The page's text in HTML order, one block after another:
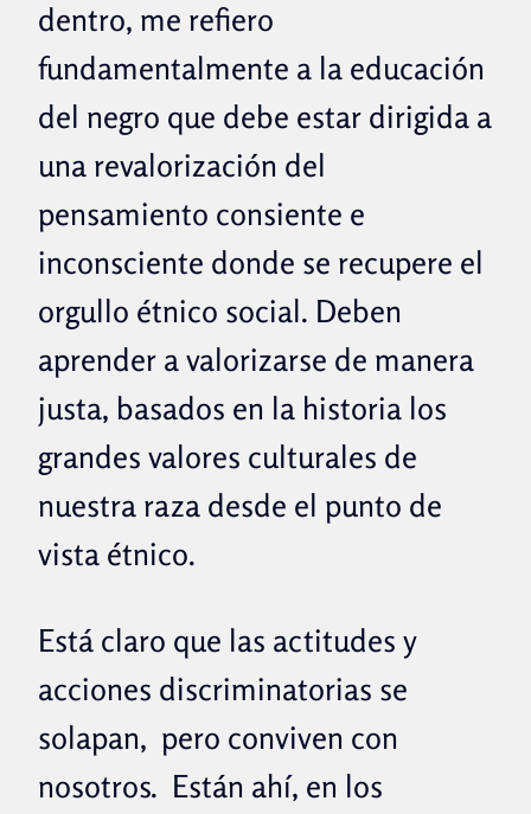
dentro, me refiero
fundamentalmente a la educación
del negro que debe estar dirigida a
una revalorización del
pensamiento consiente e
inconsciente donde se recupere el
orgullo étnico social. Deben
aprender a valorizarse de manera
justa, basados en la historia los
grandes valores culturales de
nuestra raza desde el punto de
vista étnico.
Está claro que las actitudes y
acciones discriminatorias se
solapan, pero conviven con
nosotros. Están ahí, en los